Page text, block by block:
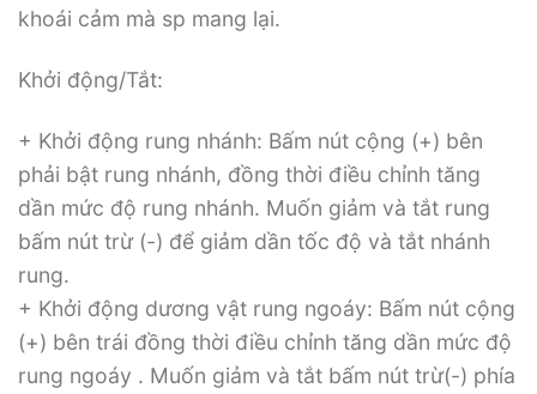
khoái cảm mà sp mang lại.
Khởi động/Tắt:
+ Khởi động rung nhánh: Bấm nút cộng (+) bên
phải bật rung nhánh, đồng thời điều chỉnh tăng
dần mức độ rung nhánh. Muốn giảm và tắt rung
bấm nút trừ (-) để giảm dần tốc độ và tắt nhánh
rung.
+ Khởi động dương vật rung ngoáy: Bấm nút cộng
(+) bên trái đồng thời điều chỉnh tăng dần mức độ
rung ngoáy . Muốn giảm và tắt bấm nút trừ(-) phía